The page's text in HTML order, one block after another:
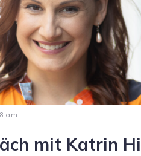
am
mit Katrin